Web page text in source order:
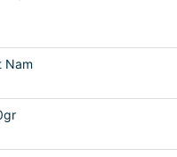
Nam